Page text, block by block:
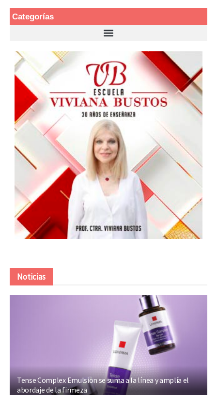
Categorías
Noticias
Tense Complex Emulsion se suma a la línea y amplía el
abordaje de la firmeza